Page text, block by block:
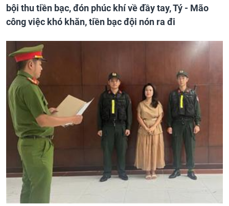
bội thu tiền bạc, đón phúc khí về đầy tay, Tý - Mão
công việc khó khăn, tiền bạc đội nón ra đi